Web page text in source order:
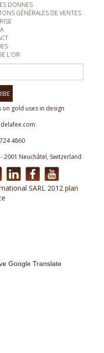
DONNES
GÉNÉRALES DE VENTES
L'OR
on gold uses in design
4860
2001 Neuchâtel, Switzerland
SARL 2012 plan
Google Translate